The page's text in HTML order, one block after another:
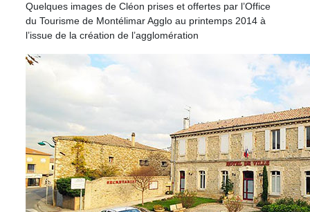
Quelques images de Cléon prises et offertes par l’Office
du Tourisme de Montélimar Agglo au printemps 2014 à
l’issue de la création de l’agglomération